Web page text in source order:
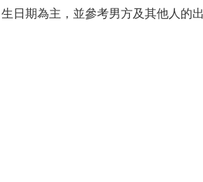
日期為主，並參考男方及其他人的